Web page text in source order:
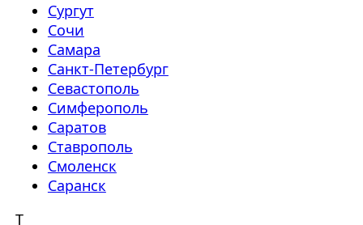
Сургут
Сочи
Самара
Санкт-Петербург
Севастополь
Симферополь
Саратов
Ставрополь
Смоленск
Саранск
Т